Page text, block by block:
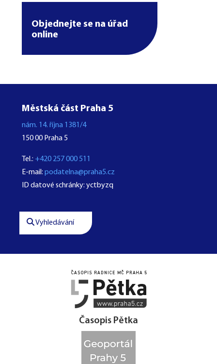
Objednejte se na úřad
online
Městská část Praha 5
nám. 14. října 1381/4
150 00 Praha 5
Tel.: +420 257 000 511
E-mail: podatelna@praha5.cz
ID datové schránky: yctbyzq
Vyhledávání
 
Časopis Pětka